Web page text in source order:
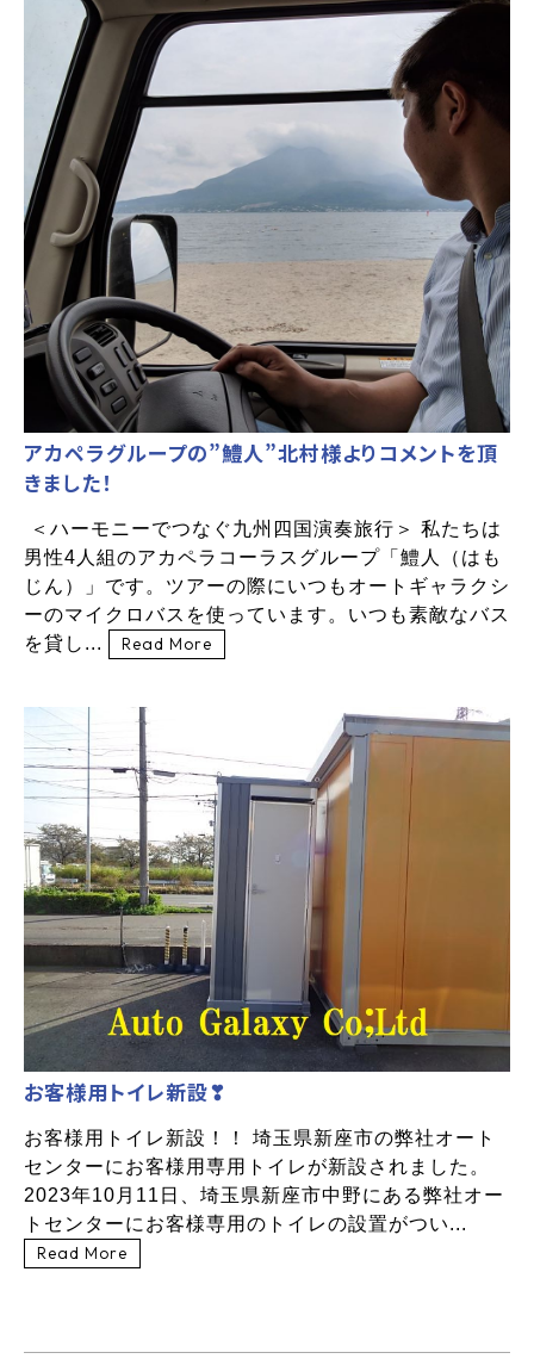
アカペラグループの”鱧人”北村様よりコメントを頂
きました！
＜ハーモニーでつなぐ九州四国演奏旅行＞ 私たちは
男性4人組のアカペラコーラスグループ「鱧人（はも
じん）」です。ツアーの際にいつもオートギャラクシ
ーのマイクロバスを使っています。いつも素敵なバス
を貸し...
Read More
お客様用トイレ新設❣
お客様用トイレ新設！！ 埼玉県新座市の弊社オート
センターにお客様用専用トイレが新設されました。
2023年10月11日、埼玉県新座市中野にある弊社オー
トセンターにお客様専用のトイレの設置がつい...
Read More